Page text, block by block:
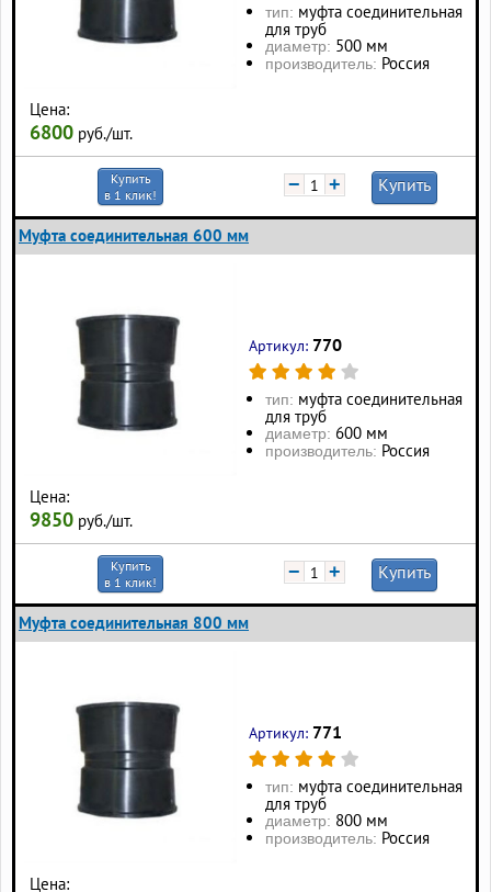
Цена:
6800 руб./шт.
тип: муфта соединительная
для труб
диаметр: 500 мм
производитель: Россия
Купить
в 1 клик!
− + Купить
Муфта соединительная 600 мм
Цена:
9850 руб./шт.
Артикул: 770
тип: муфта соединительная
для труб
диаметр: 600 мм
производитель: Россия
Купить
в 1 клик!
− + Купить
Муфта соединительная 800 мм
Цена:
Артикул: 771
тип: муфта соединительная
для труб
диаметр: 800 мм
производитель: Россия